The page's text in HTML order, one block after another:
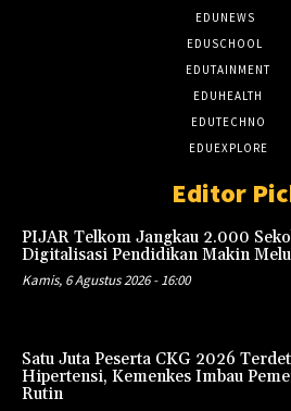
EDUNEWS
EDUSCHOOL
EDUTAINMENT
EDUHEALTH
EDUTECHNO
EDUEXPLORE
Editor
PIJAR Telkom Jangkau 2.000
Digitalisasi Pendidikan Makin
Kamis, 6 Agustus 2026 - 16:00
Satu Juta Peserta CKG 2026
Hipertensi, Kemenkes Imbau
Rutin